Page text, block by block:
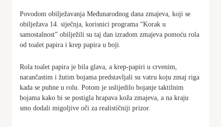
Povodom obilježavanja Međunarodnog dana zmajeva, koji se
obilježava 14. siječnja, korisnici programa “Korak u
samostalnost” obilježili su taj dan izradom zmajeva pomoću rola
od toalet papira i krep papira u boji.
Rola toalet papira je bila glava, a krep-papiri u crvenim,
narančastim i žutim bojama predstavljali su vatru koju zmaj riga
kada se puhne u rolu. Potom je uslijedilo bojanje taktilnim
bojama kako bi se postigla hrapava koža zmajeva, a na kraju
smo dodali migoljive oči za realističniji prizor.